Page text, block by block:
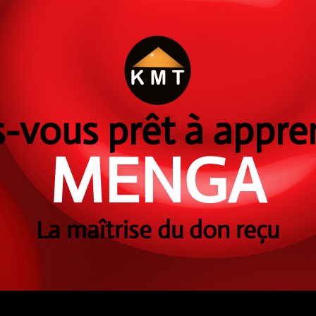
vous prêt à
MENGA
La maîtrise du don reçu